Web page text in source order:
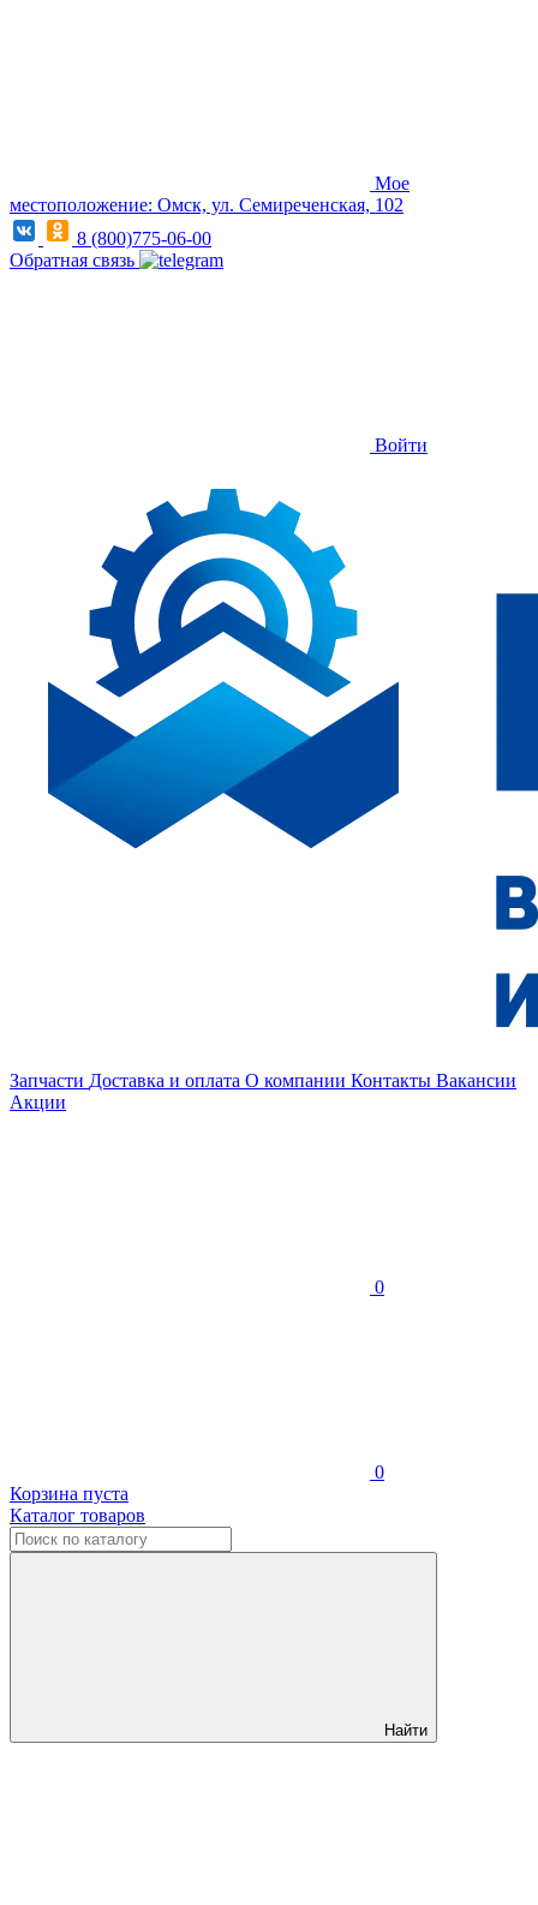
Мое
местоположение: Омск, ул. Семиреченская, 102
8 (800)775-06-00
Обратная связь
Войти
Запчасти Доставка и оплата О компании Контакты Вакансии
Акции
0
0
Корзина пуста
Каталог товаров
Найти